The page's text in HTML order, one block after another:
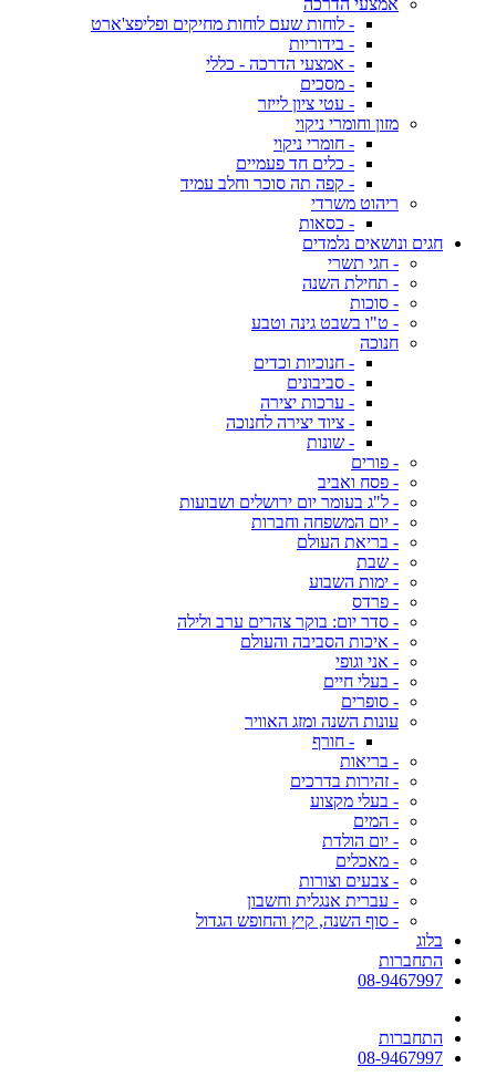
אמצעי הדרכה
- לוחות שעם לוחות מחיקים ופליפצ'ארט
- בידוריות
- אמצעי הדרכה - כללי
- מסכים
- עטי ציון לייזר
מזון וחומרי ניקוי
- חומרי ניקוי
- כלים חד פעמיים
- קפה תה סוכר וחלב עמיד
ריהוט משרדי
- כסאות
חגים ונושאים נלמדים
- חגי תשרי
- תחילת השנה
- סוכות
- ט"ו בשבט גינה וטבע
חנוכה
- חנוכיות וכדים
- סביבונים
- ערכות יצירה
- ציוד יצירה לחנוכה
- שונות
- פורים
- פסח ואביב
- ל"ג בעומר יום ירושלים ושבועות
- יום המשפחה וחברות
- בריאת העולם
- שבת
- ימות השבוע
- פרדס
- סדר יום: בוקר צהרים ערב ולילה
- איכות הסביבה והעולם
- אני וגופי
- בעלי חיים
- סופרים
עונות השנה ומזג האוויר
- חורף
- בריאות
- זהירות בדרכים
- בעלי מקצוע
- המים
- יום הולדת
- מאכלים
- צבעים וצורות
- עברית אנגלית וחשבון
- סוף השנה, קיץ והחופש הגדול
בלוג
התחברות
08-9467997
התחברות
08-9467997